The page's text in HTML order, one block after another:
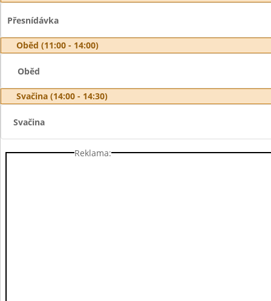
Přesnídávka
Oběd (11:00 - 14:00)
Oběd
Svačina (14:00 - 14:30)
Svačina
Reklama: